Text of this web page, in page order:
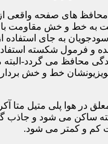
های صفحه واقعی از
به خط و خش مقاومت
به جای استفاده از
و فرمول شکسته
محافظ می گردد-
خط و خش
در هوا پلی متیل متا
ساکن می شود و جاذب
کم و کمتر می شود.